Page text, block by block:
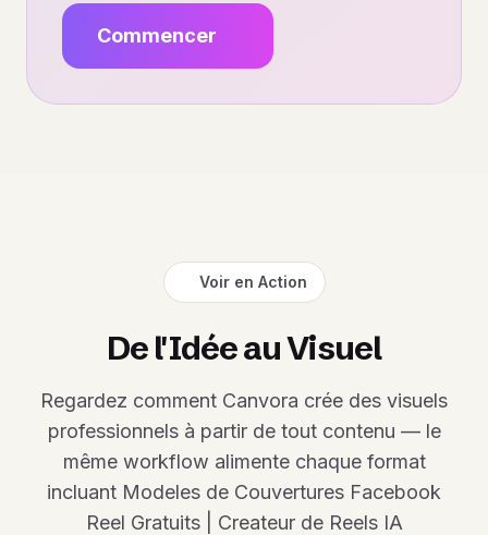
Commencer
Voir en Action
De l'Idée au Visuel
Regardez comment Canvora crée des visuels
professionnels à partir de tout contenu — le
même workflow alimente chaque format
incluant Modeles de Couvertures Facebook
Reel Gratuits | Createur de Reels IA